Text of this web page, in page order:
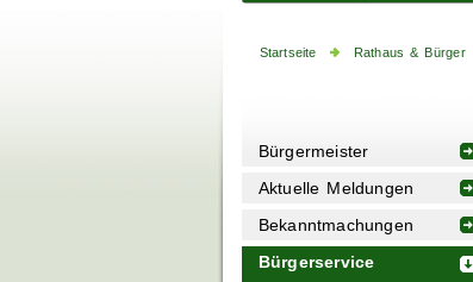
Startseite Rathaus & Bürger
Bürgermeister
Aktuelle Meldungen
Bekanntmachungen
Bürgerservice